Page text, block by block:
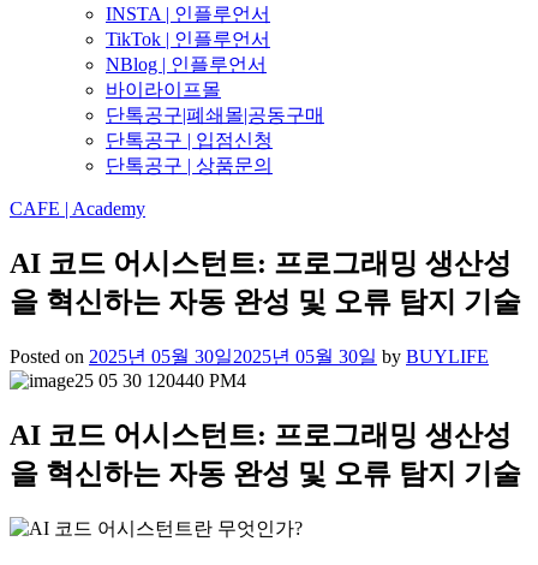
INSTA | 인플루언서
TikTok | 인플루언서
NBlog | 인플루언서
바이라이프몰
단톡공구|폐쇄몰|공동구매
단톡공구 | 입점신청
단톡공구 | 상품문의
CAFE | Academy
AI 코드 어시스턴트: 프로그래밍 생산성
을 혁신하는 자동 완성 및 오류 탐지 기술
Posted on 2025년 05월 30일2025년 05월 30일 by BUYLIFE
AI 코드 어시스턴트: 프로그래밍 생산성
을 혁신하는 자동 완성 및 오류 탐지 기술